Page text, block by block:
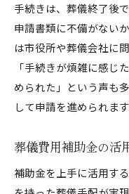
手続きは、葬儀終了後
申請書類に不備がない
は市役所や葬儀会社に
「手続きが煩雑に感じ
められた」という声も
して申請を進められます
葬儀費用補助金の活
補助金を上手に活用す